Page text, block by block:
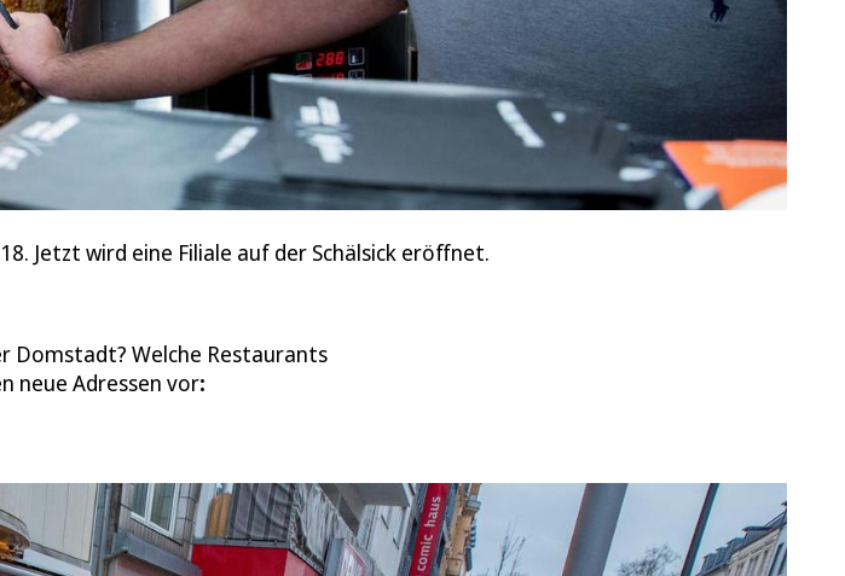
Jetzt wird eine Filiale auf der Schälsick eröffnet.
Domstadt? Welche Restaurants
neue Adressen vor: